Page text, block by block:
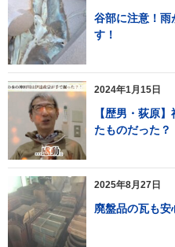
谷部に注意！雨
す！
2024年1月15日
【歴男・荻原
たものだった？
2025年8月27日
廃盤品の瓦も安